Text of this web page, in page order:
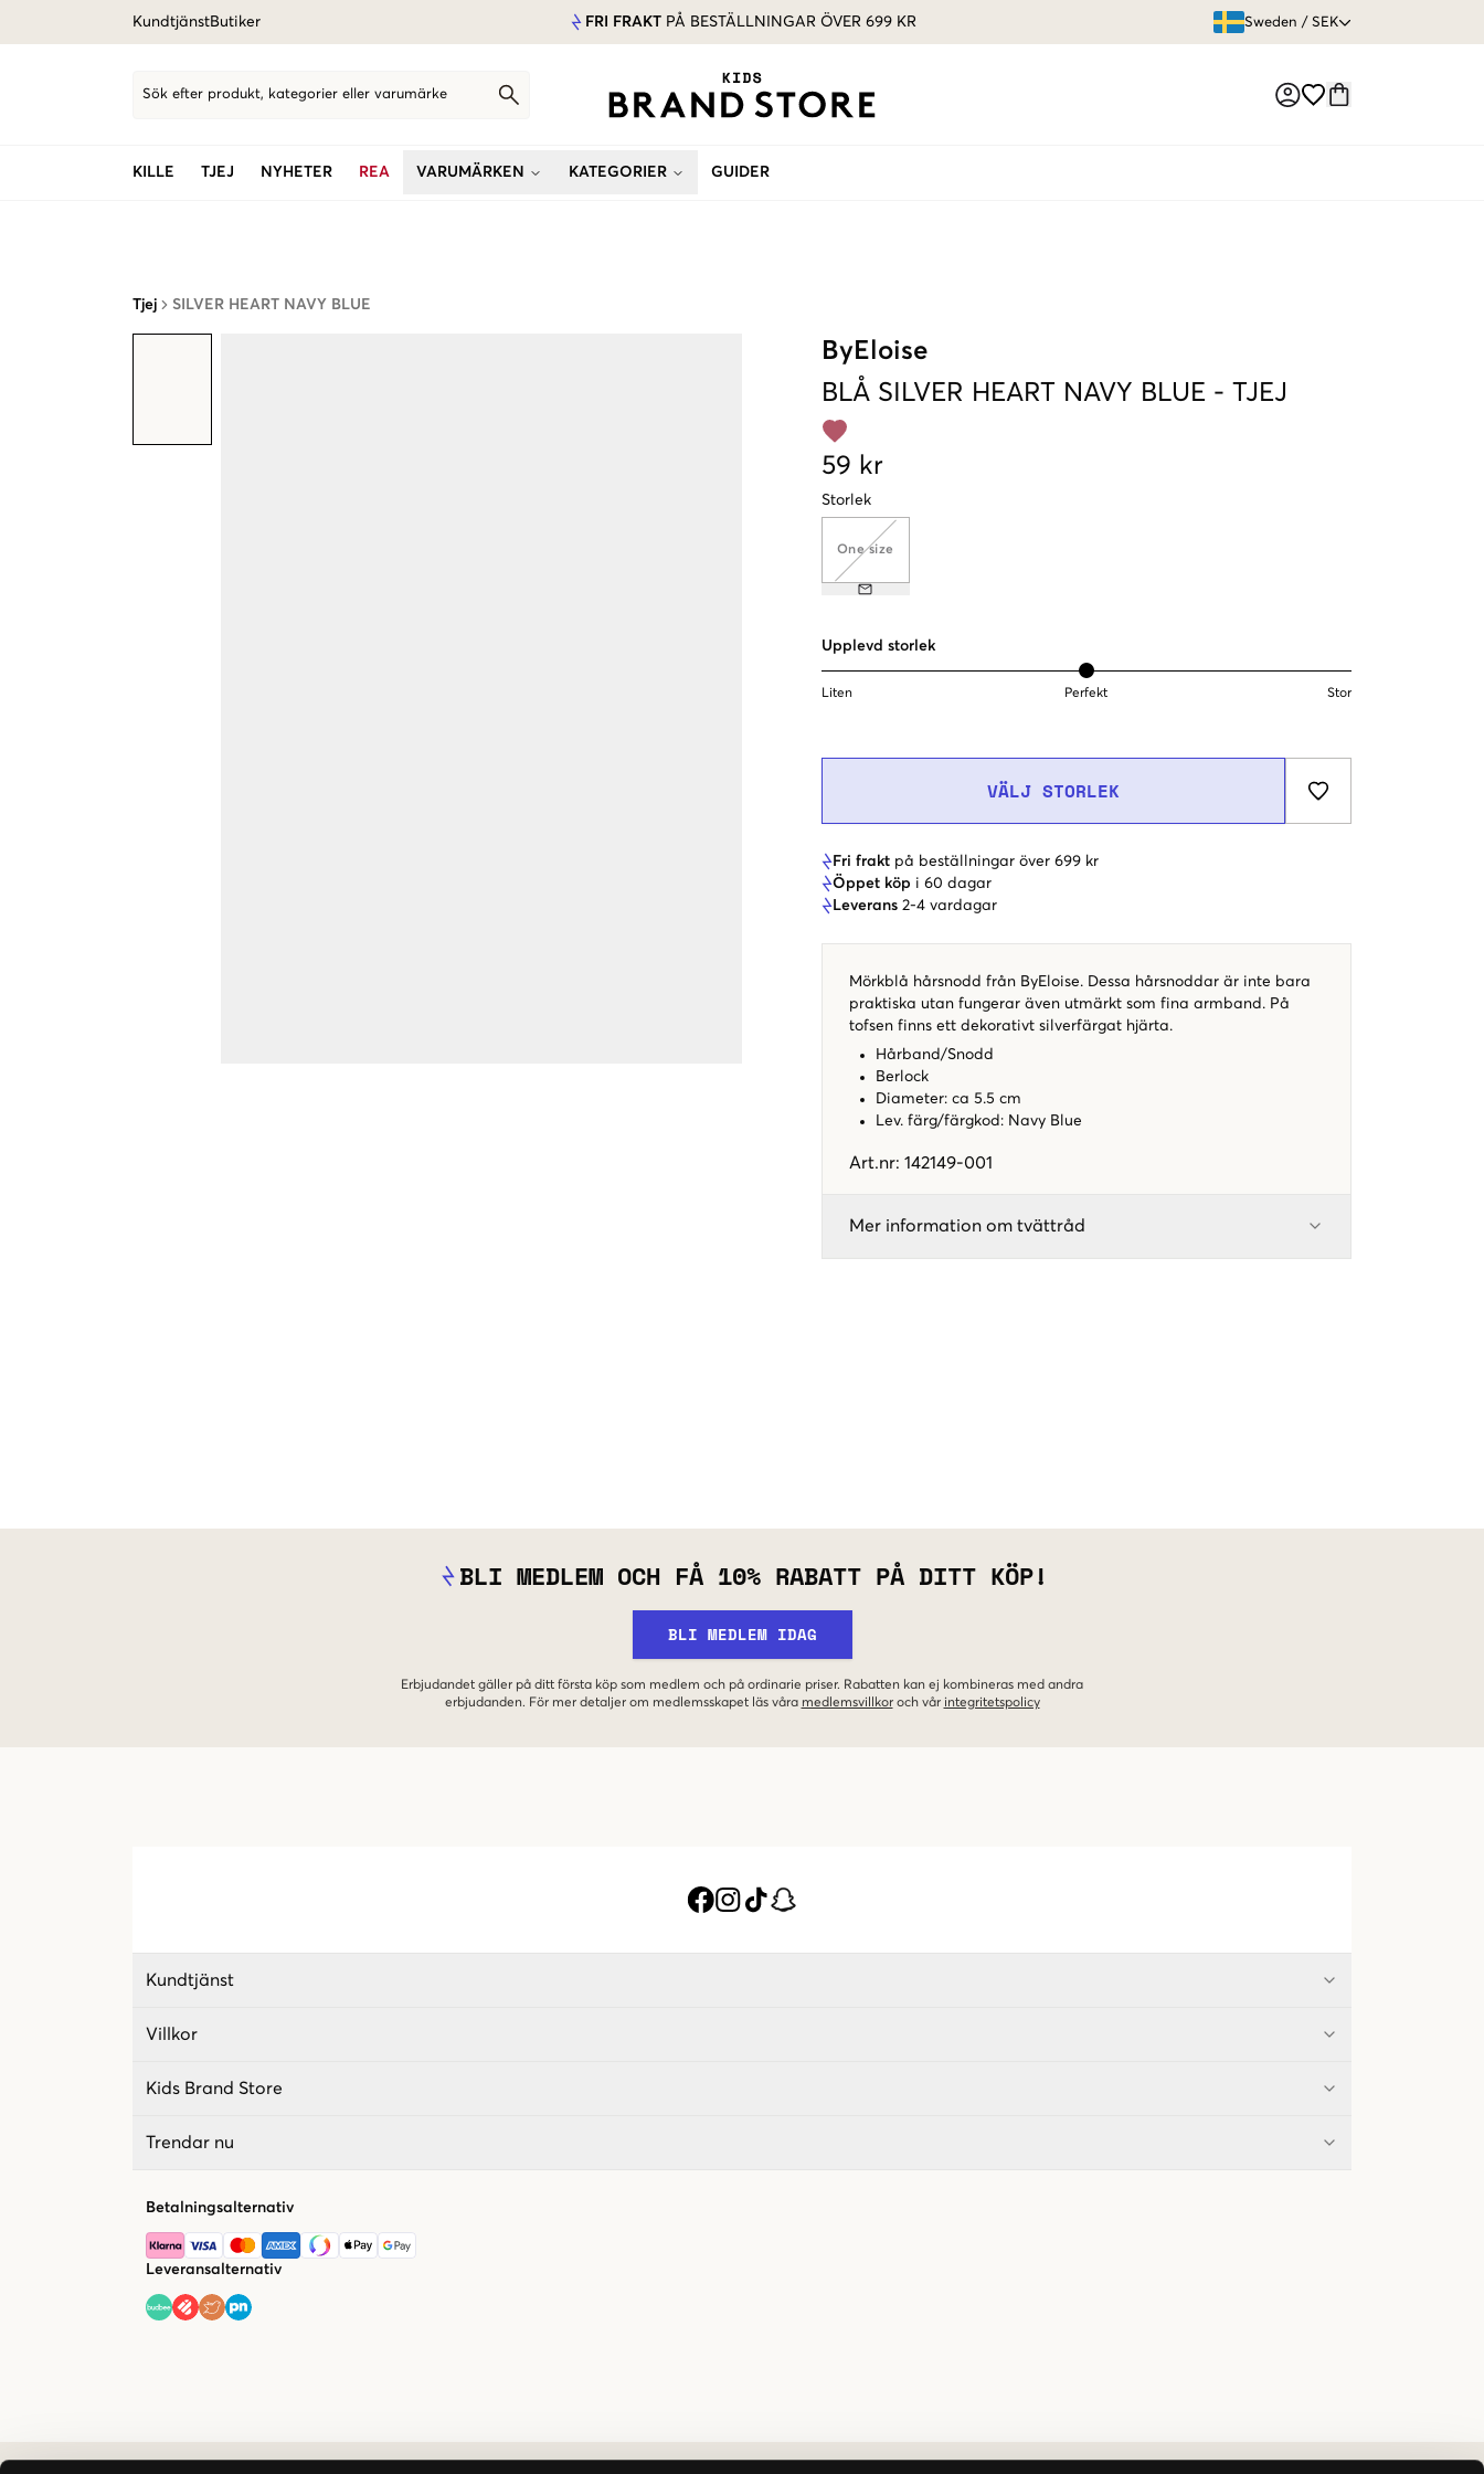
KundtjänstButiker FRI FRAKT PÅ BESTÄLLNINGAR ÖVER 699 KR Sweden / SEK
Sök efter produkt, kategorier eller varumärke
KILLE TJEJ NYHETER REA VARUMÄRKEN KATEGORIER GUIDER
Tjej SILVER HEART NAVY BLUE
ByEloise
BLÅ SILVER HEART NAVY BLUE - TJEJ
59 kr
Storlek
One size
Upplevd storlek
Liten Perfekt Stor
VÄLJ STORLEK
Fri frakt på beställningar över 699 kr
Öppet köp i 60 dagar
Leverans 2-4 vardagar
Mörkblå hårsnodd från ByEloise. Dessa hårsnoddar är inte bara
praktiska utan fungerar även utmärkt som fina armband. På
tofsen finns ett dekorativt silverfärgat hjärta.
Hårband/Snodd
Berlock
Diameter: ca 5.5 cm
Lev. färg/färgkod : Navy Blue
Art.nr: 142149-001
Mer information om tvättråd
BLI MEDLEM OCH FÅ 10% RABATT PÅ DITT KÖP!
BLI MEDLEM IDAG
Erbjudandet gäller på ditt första köp som medlem och på ordinarie priser. Rabatten kan ej kombineras med andra
erbjudanden. För mer detaljer om medlemsskapet läs våra medlemsvillkor och vår integritetspolicy
Kundtjänst
Villkor
Kids Brand Store
Trendar nu
Betalningsalternativ
Leveransalternativ